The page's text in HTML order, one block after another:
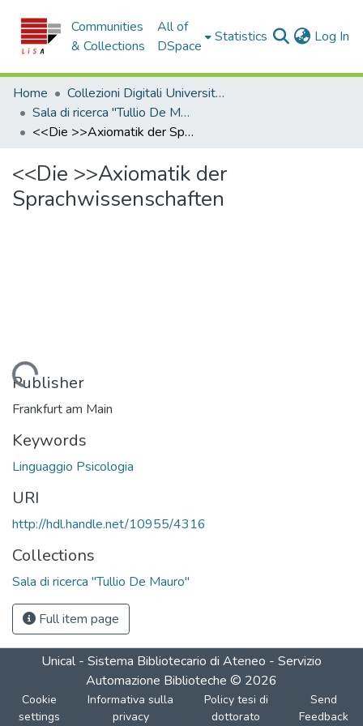
Communities
& Collections
All of
DSpace
Statistics Log In
Home
Collezioni Digitali Università della Calabria
Sala di ricerca "Tullio De Mauro"
<<Die >>Axiomatik der Sprachwissenschaften
<<Die >>Axiomatik der
Sprachwissenschaften
Loading...
Publisher
Frankfurt am Main
Keywords
Linguaggio Psicologia
URI
http://hdl.handle.net/10955/4316
Collections
Sala di ricerca "Tullio De Mauro"
Full item page
Unical - Sistema Bibliotecario di Ateneo - Servizio
Automazione Biblioteche © 2026
Cookie
settings
Informativa sulla
privacy
Policy tesi di
dottorato
Send
Feedback